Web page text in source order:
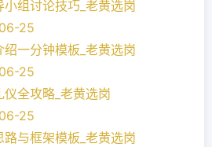
组讨论技巧_老黄选岗
25
一分钟模板_老黄选岗
25
全攻略_老黄选岗
25
与框架模板_老黄选岗